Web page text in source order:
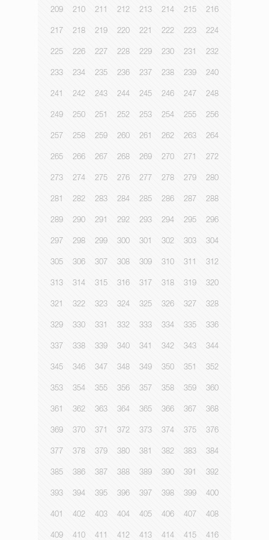
209 210 211 212 213 214 215 216
217 218 219 220 221 222 223 224
225 226 227 228 229 230 231 232
233 234 235 236 237 238 239 240
241 242 243 244 245 246 247 248
249 250 251 252 253 254 255 256
257 258 259 260 261 262 263 264
265 266 267 268 269 270 271 272
273 274 275 276 277 278 279 280
281 282 283 284 285 286 287 288
289 290 291 292 293 294 295 296
297 298 299 300 301 302 303 304
305 306 307 308 309 310 311 312
313 314 315 316 317 318 319 320
321 322 323 324 325 326 327 328
329 330 331 332 333 334 335 336
337 338 339 340 341 342 343 344
345 346 347 348 349 350 351 352
353 354 355 356 357 358 359 360
361 362 363 364 365 366 367 368
369 370 371 372 373 374 375 376
377 378 379 380 381 382 383 384
385 386 387 388 389 390 391 392
393 394 395 396 397 398 399 400
401 402 403 404 405 406 407 408
409 410 411 412 413 414 415 416